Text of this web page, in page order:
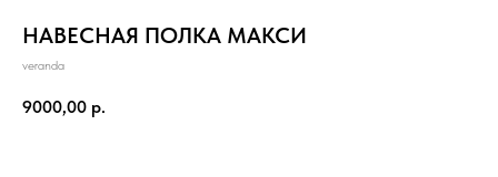
НАВЕСНАЯ ПОЛКА МАКСИ
veranda
9000,00 р.